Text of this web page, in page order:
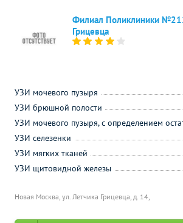
Филиал Поликлиники
Грицевца
Новая Москва, ул. Летчика Грицевца, д. 14,
УЗИ мочевого пузыря
УЗИ брюшной полости
УЗИ мочевого пузыря, с определением
УЗИ селезенки
УЗИ мягких тканей
УЗИ щитовидной железы